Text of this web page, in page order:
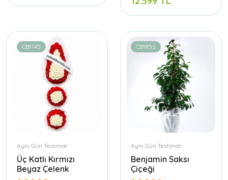
CB1745
Aynı Gün Teslimat
Üç Katlı Kırmızı
Beyaz Çelenk
CB1852
Aynı Gün Teslimat
Benjamin Saksı
Çiçeği